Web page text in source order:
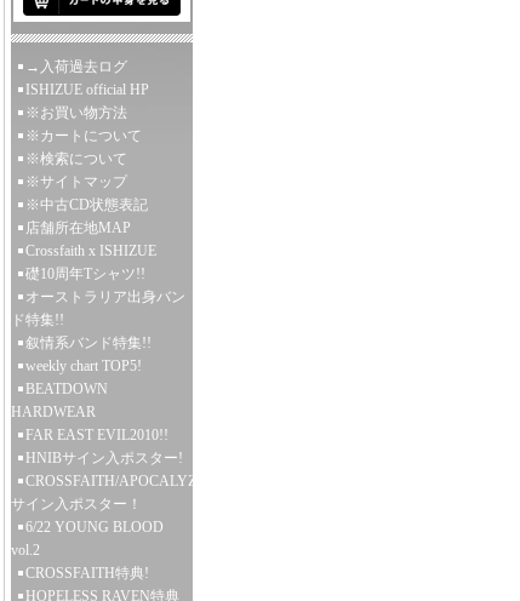
→入荷過去ログ
ISHIZUE official HP
※お買い物方法
※カートについて
※検索について
※サイトマップ
※中古CD状態表記
店舗所在地MAP
Crossfaith x ISHIZUE
礎10周年Tシャツ!!
オーストラリア出身バン
ド特集!!
叙情系バンド特集!!
weekly chart TOP5!
BEATDOWN
HARDWEAR
FAR EAST EVIL2010!!
HNIBサイン入ポスター!
CROSSFAITH/APOCALYZE
サイン入ポスター！
6/22 YOUNG BLOOD
vol.2
CROSSFAITH特典!
HOPELESS RAVEN特典